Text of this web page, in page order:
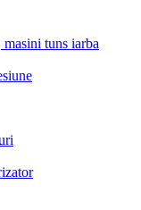
tuns iarba